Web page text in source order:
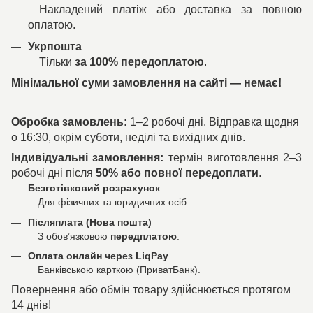
Накладений платіж або доставка за повною
оплатою.
Укрпошта
Тільки за 100% передоплатою.
Мінімальної суми замовлення на сайті — немає!
Обробка замовлень: 1–2 робочі дні. Відправка щодня
о 16:30, окрім суботи, неділі та вихідних днів.
Індивідуальні замовлення: термін виготовлення 2–3
робочі дні після 50% або повної передоплати.
Безготівковий розрахунок
Для фізичних та юридичних осіб.
Післяплата (Нова пошта)
З обов’язковою передплатою
Оплата онлайн через LiqPay
Банківською карткою (ПриватБанк).
Повернення або обмін товару здійснюється протягом
14 днів!